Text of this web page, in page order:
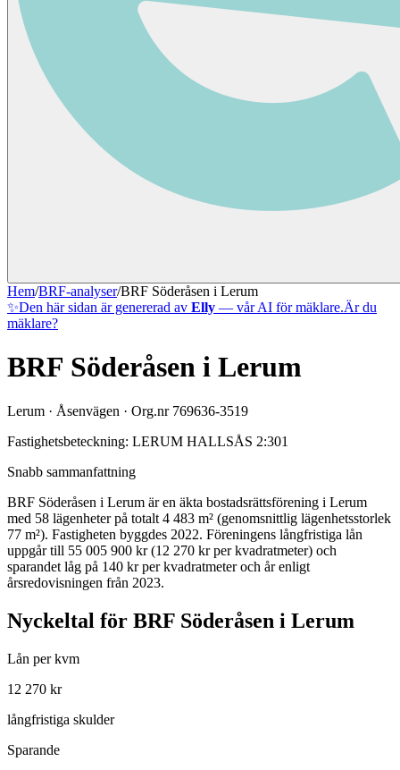
Hem/BRF-analyser/BRF Söderåsen i Lerum
✨Den här sidan är genererad av Elly — vår AI för mäklare.Är du
mäklare?
BRF Söderåsen i Lerum
Lerum · Åsenvägen · Org.nr 769636-3519
Fastighetsbeteckning: LERUM HALLSÅS 2:301
Snabb sammanfattning
BRF Söderåsen i Lerum är en äkta bostadsrättsförening i Lerum
med 58 lägenheter på totalt 4 483 m² (genomsnittlig lägenhetsstorlek
77 m²). Fastigheten byggdes 2022. Föreningens långfristiga lån
uppgår till 55 005 900 kr (12 270 kr per kvadratmeter) och
sparandet låg på 140 kr per kvadratmeter och år enligt
årsredovisningen från 2023.
Nyckeltal för BRF Söderåsen i Lerum
Lån per kvm
12 270 kr
långfristiga skulder
Sparande